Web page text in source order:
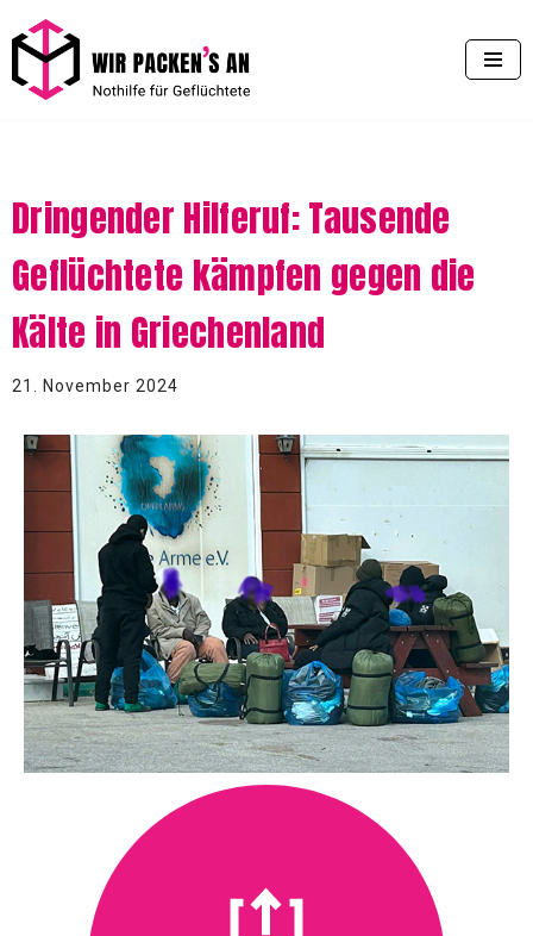
Zum
Inhalt
Dringender Hilferuf: Tausende
Geflüchtete kämpfen gegen die
Kälte in Griechenland
21. November 2024